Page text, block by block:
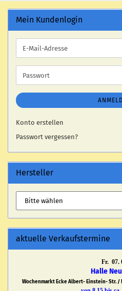
Mein Kundenlogin
E-
Mail-
Adresse
Passwort
Konto erstellen
Passwort vergessen?
Hersteller
aktuelle Verkaufstermine
Fr. 07.
Halle
Wochenmarkt Ecke Albert- Einstein- Str. /